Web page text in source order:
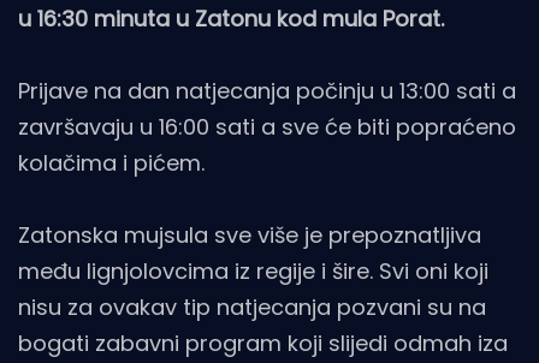
u 16:30 minuta u Zatonu kod mula Porat.
Prijave na dan natjecanja počinju u 13:00 sati a
završavaju u 16:00 sati a sve će biti popraćeno
kolačima i pićem.
Zatonska mujsula sve više je prepoznatljiva
među lignjolovcima iz regije i šire. Svi oni koji
nisu za ovakav tip natjecanja pozvani su na
bogati zabavni program koji slijedi odmah iza